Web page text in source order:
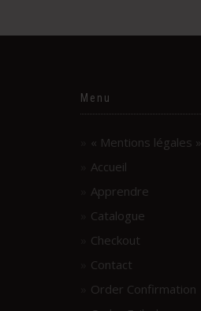
Menu
« Mentions légales »
Accueil
Apprendre
Catalogue
Checkout
Contact
Order Confirmation